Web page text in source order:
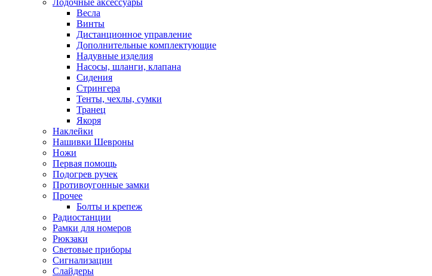
Лодочные аксессуары
Весла
Винты
Дистанционное управление
Дополнительные комплектующие
Надувные изделия
Насосы, шланги, клапана
Сидения
Стрингера
Тенты, чехлы, сумки
Транец
Якоря
Наклейки
Нашивки Шевроны
Ножи
Первая помощь
Подогрев ручек
Противоугонные замки
Прочее
Болты и крепеж
Радиостанции
Рамки для номеров
Рюкзаки
Световые приборы
Сигнализации
Слайдеры